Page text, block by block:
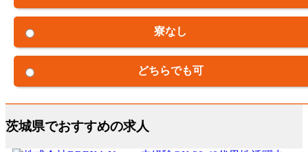
寮なし
どちらでも可
茨城県でおすすめの求人